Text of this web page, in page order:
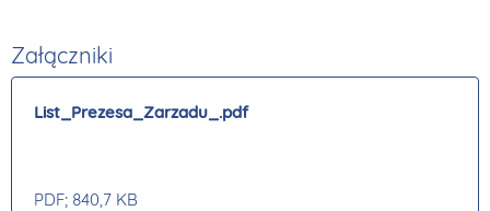
Załączniki
List_Prezesa_Zarzadu_.pdf
PDF; 840,7 KB